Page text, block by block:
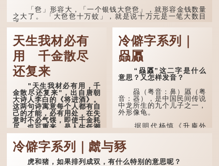
「夿」形​​容大，「一个银钱大夿夿」，就形容金钱数量
之大了。 「大夿夿十万蚊」，就是说十万元是一笔大数目
了。...
天生我材必有
用 千金散尽
还复来
"天生我材必有用，千
金散尽还复来"，出自唐朝
大诗人李白的《将进酒》。
这两句诗寓意每个人都有自
己的才能，必有用处，在失
意时不必气馁，即使千金耗
尽，也可重来，是人生低潮
时激励向上的名句。
原诗写道："人生得意
须尽欢，莫使金樽空对月。
天生我材必有用，千金散尽
冷僻字系列｜
赑屭
“赑屭”这二字是什么
意思？又怎样发音？
赑（粤音：鼻）屭（粤
音：器），是中国民间传说
中龙所生的九个儿子之一，
外形像龟。
据明代杨慎《升庵外
集》记载，龙生九子的次序
排列为：赑屭、螭吻、蒲
牢、狴犴、饕餮、蚣蝮、睚
眦、狻猊、椒图（此为其中
一种说法）。
冷僻字系列｜虤与豩
虎和猪，如果排列成双，有什么特别的意思呢？